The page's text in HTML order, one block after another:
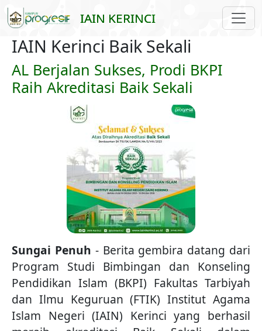
Skip to main content
IAIN KERINCI
IAIN Kerinci Baik Sekali
AL Berjalan Sukses, Prodi BKPI
Raih Akreditasi Baik Sekali
Sungai Penuh - Berita gembira datang dari
Program Studi Bimbingan dan Konseling
Pendidikan Islam (BKPI) Fakultas Tarbiyah
dan Ilmu Keguruan (FTIK) Institut Agama
Islam Negeri (IAIN) Kerinci yang berhasil